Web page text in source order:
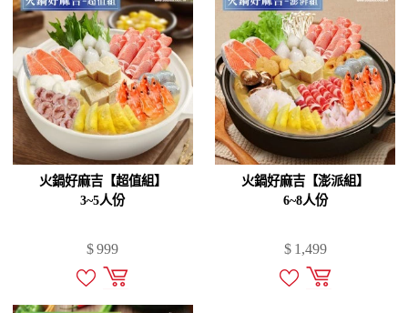
火鍋好麻吉【超值組】
3~5人份
$999
火鍋好麻吉【澎派組】
6~8人份
$ 1,499